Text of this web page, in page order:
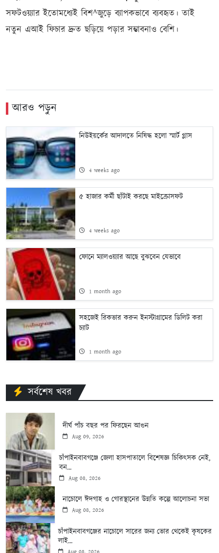
সফটওয়্যার ইতোমধ্যেই বিশ^জুড়ে ব্যাপকভাবে ব্যবহৃত। তাই
নতুন এআই ফিচার দ্রুত ছড়িয়ে পড়ার সম্ভাবনাও বেশি।
আরও পড়ুন
নিউইয়র্কের আদালতে নিষিদ্ধ হলো স্মার্ট গ্লাস
4 weeks ago
৫ হাজার কর্মী ছাঁটাই করছে মাইক্রোসফট
4 weeks ago
ফোনে ম্যালওয়্যার আছে বুঝবেন যেভাবে
1 month ago
সহজেই রিকভার করুন ইনস্টাগ্রামের ডিলিট করা
চ্যাট
1 month ago
সর্বশেষ খবর
দীর্ঘ পাঁচ বছর পর ফিরছেন আগুন
Aug 09, 2026
চাঁপাইনবাবগঞ্জে জেলা হাসপাতালে বিশেষজ্ঞ চিকিৎসক নেই,
বন...
Aug 08, 2026
নাচোলে ঈদগাহ ও গোরস্থানের উন্নতি কল্পে আলোচনা সভা
Aug 08, 2026
চাঁপাইনবাবগঞ্জের নাচোলে সারের জন্য ভোর থেকেই কৃষকের
লাই...